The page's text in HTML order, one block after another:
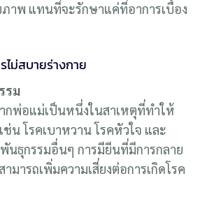
าพ แทนที่จะรักษาแค่ที่อาการเบื้อง
ม่สบายร่างกาย
รม
กพ่อแม่เป็นหนึ่งในสาเหตุที่ทำให้
ช่น โรคเบาหวาน โรคหัวใจ และ
นธุกรรมอื่นๆ การมียีนที่มีการกลาย
ารถเพิ่มความเสี่ยงต่อการเกิดโรค